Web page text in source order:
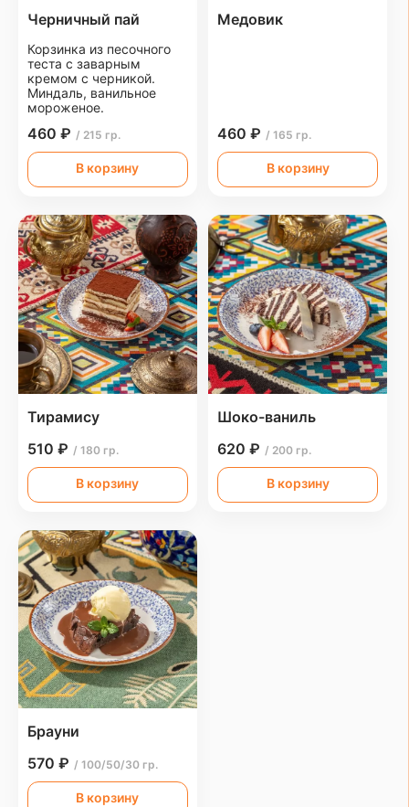
Черничный пай
Корзинка из песочного
теста с заварным
кремом с черникой.
Миндаль, ванильное
мороженое.
460 ₽ / 215 гр.
В корзину
Медовик
460 ₽ / 165 гр.
В корзину
Тирамису
510 ₽ / 180 гр.
В корзину
Шоко-ваниль
620 ₽ / 200 гр.
В корзину
Брауни
570 ₽ / 100/50/30 гр.
В корзину